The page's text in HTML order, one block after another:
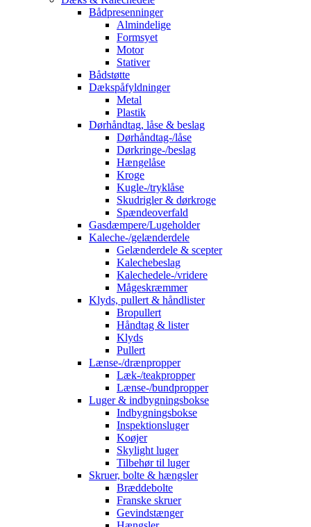
Bådpresenninger
Almindelige
Formsyet
Motor
Stativer
Bådstøtte
Dækspåfyldninger
Metal
Plastik
Dørhåndtag, låse & beslag
Dørhåndtag-/låse
Dørkringe-/beslag
Hængelåse
Kroge
Kugle-/tryklåse
Skudrigler & dørkroge
Spændeoverfald
Gasdæmpere/Lugeholder
Kaleche-/gelænderdele
Gelænderdele & scepter
Kalechebeslag
Kalechedele-/vridere
Mågeskræmmer
Klyds, pullert & håndlister
Bropullert
Håndtag & lister
Klyds
Pullert
Lænse-/drænpropper
Læk-/teakpropper
Lænse-/bundpropper
Luger & indbygningsbokse
Indbygningsbokse
Inspektionsluger
Koøjer
Skylight luger
Tilbehør til luger
Skruer, bolte & hængsler
Bræddebolte
Franske skruer
Gevindstænger